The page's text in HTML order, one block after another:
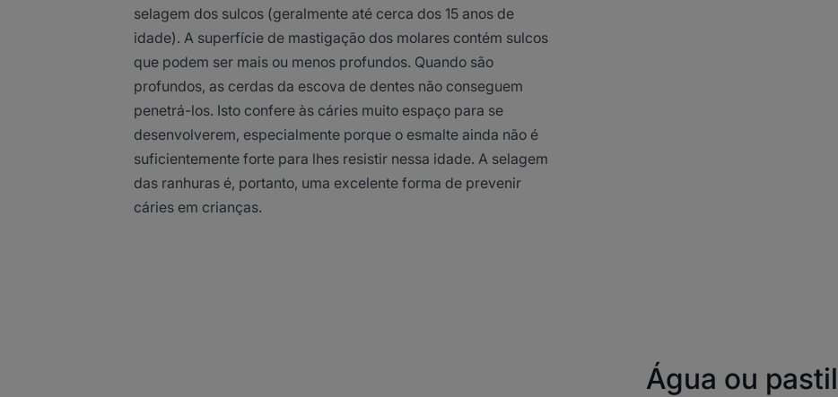
selagem dos sulcos (geralmente até cerca dos 15 anos de
idade). A superfície de mastigação dos molares contém sulcos
que podem ser mais ou menos profundos. Quando são
profundos, as cerdas da escova de dentes não conseguem
penetrá-los. Isto confere às cáries muito espaço para se
desenvolverem, especialmente porque o esmalte ainda não é
suficientemente forte para lhes resistir nessa idade. A selagem
das ranhuras é, portanto, uma excelente forma de prevenir
cáries em crianças.
Água ou